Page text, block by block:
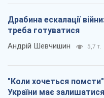
Драбина ескалації
треба готуватися
Андрій Шевчишин 5,7 т.
"Коли хочеться
України має